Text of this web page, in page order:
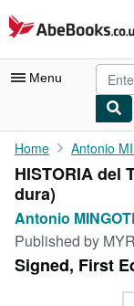
Skip to main content
AbeBooks.co.uk
Menu
My Account
My Purchases
Advanced Search
Browse Collections
Rare Books
Home Antonio
HISTORIA del
dura)
Antonio
Published by MYR
Signed, First